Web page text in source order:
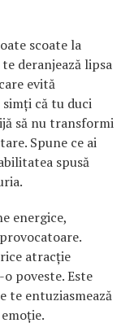
scoate la
deranjează lipsa
evită
că tu duci
să nu transformi
Spune ce ai
spusă
energice,
atracție
poveste. Este
te entuziasmează